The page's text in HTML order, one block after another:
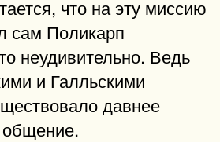
что на эту миссию
сам Поликарп
неудивительно. Ведь
и Галльскими
давнее